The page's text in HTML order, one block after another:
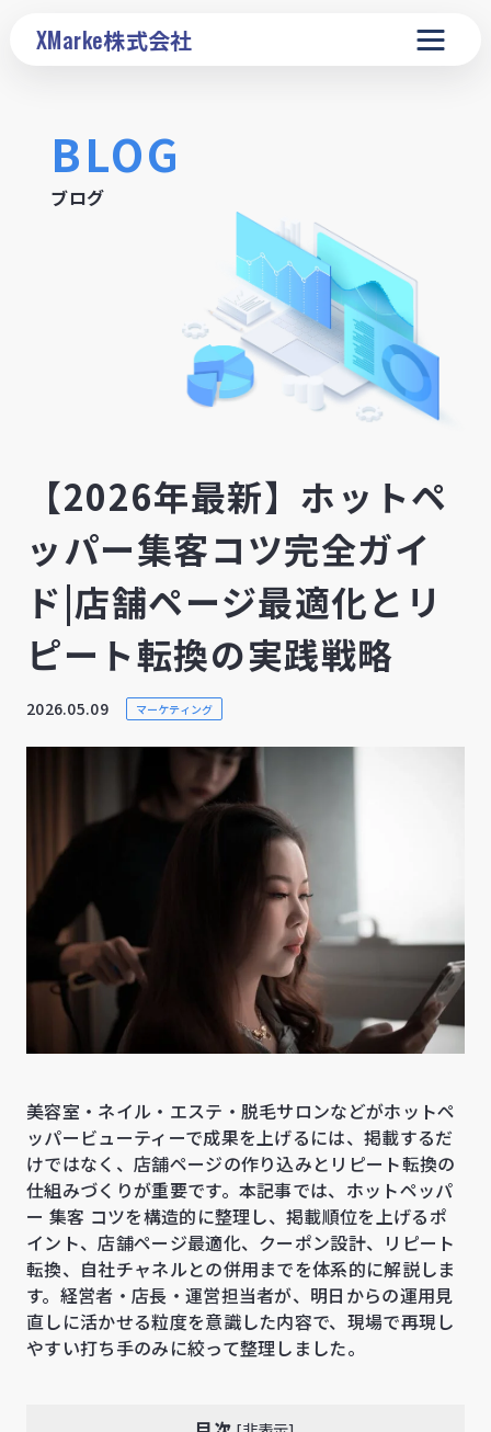
XMarke株式会社
BLOG
ブログ
【2026年最新】ホットペ
ッパー集客コツ完全ガイ
ド|店舗ページ最適化とリ
ピート転換の実践戦略
2026.05.09 マーケティング
美容室・ネイル・エステ・脱毛サロンなどがホットペ
ッパービューティーで成果を上げるには、掲載するだ
けではなく、店舗ページの作り込みとリピート転換の
仕組みづくりが重要です。本記事では、ホットペッパ
ー 集客 コツを構造的に整理し、掲載順位を上げるポ
イント、店舗ページ最適化、クーポン設計、リピート
転換、自社チャネルとの併用までを体系的に解説しま
す。経営者・店長・運営担当者が、明日からの運用見
直しに活かせる粒度を意識した内容で、現場で再現し
やすい打ち手のみに絞って整理しました。